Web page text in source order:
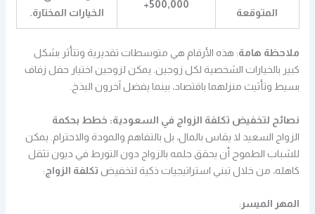
المتوقعة
500,000+
الخيارات المختارة.
ملاحظة هامة: هذه الأرقام هي متوسطات تقديرية وتتأثر بشكل
كبير بالخيارات الشخصية لكل زوجين. يمكن لزوجين اختيار حفل زفاف
بسيط وتأثيث منزلهما باقتصاد، بينما يفضل آخرون البذخ.
نصائح لتخفيض تكلفة الزواج في السعودية: خطط بحكمة
الزواج السعيد لا يقاس بالمال، بل بالتفاهم والمودة والاحترام. يمكن
للشباب الطموح أن يحقق حلمه بالزواج دون التورط في ديون تثقل
كاهله، من خلال تبني استراتيجيات ذكية لتخفيض تكلفة الزواج :
المهر الميسر :